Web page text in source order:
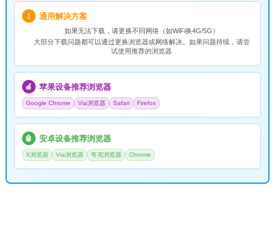
1 通用解决方案
如果无法下载，请更换不同网络（如WiFi换4G/5G）
大部分下载问题都可以通过更换浏览器或网络解决。如果问题持续，请尝
试使用推荐的浏览器
🍎 苹果设备推荐浏览器
Google Chrome Via浏览器 Safari Firefox
🤖 安卓设备推荐浏览器
X浏览器 Via浏览器 夸克浏览器 Chrome